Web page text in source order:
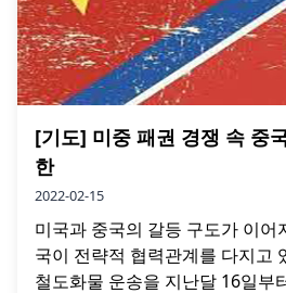
[기도] 미중 패권 경쟁 속 중
한
2022-02-15
미국과 중국의 갈등 구도가 이어
국이 전략적 협력관계를 다지고
철도화물 운송을 지난달 16일부